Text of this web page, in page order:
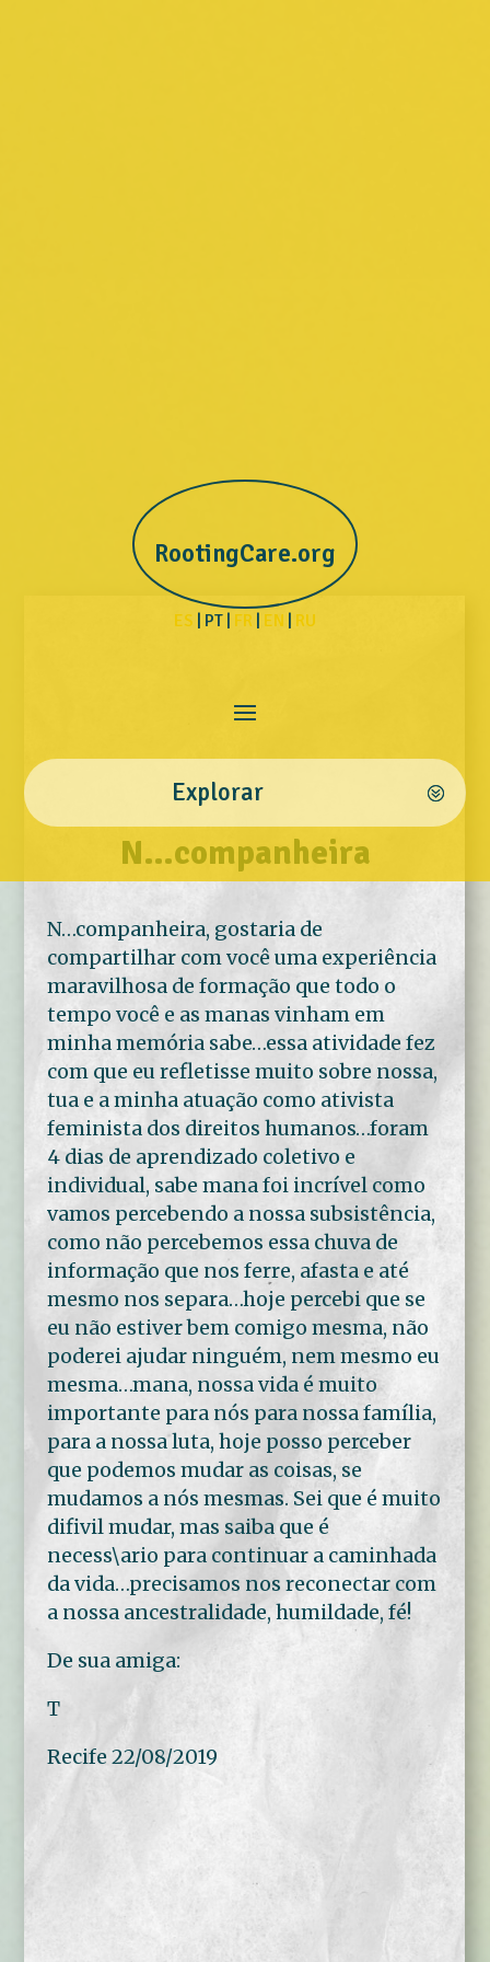
RootingCare.org
ES | PT | FR | EN | RU
Explorar
N…companheira
N…companheira, gostaria de
compartilhar com você uma experiência
maravilhosa de formação que todo o
tempo você e as manas vinham em
minha memória sabe…essa atividade fez
com que eu refletisse muito sobre nossa,
tua e a minha atuação como ativista
feminista dos direitos humanos…foram
4 dias de aprendizado coletivo e
individual, sabe mana foi incrível como
vamos percebendo a nossa subsistência,
como não percebemos essa chuva de
informação que nos ferre, afasta e até
mesmo nos separa…hoje percebi que se
eu não estiver bem comigo mesma, não
poderei ajudar ninguém, nem mesmo eu
mesma…mana, nossa vida é muito
importante para nós para nossa família,
para a nossa luta, hoje posso perceber
que podemos mudar as coisas, se
mudamos a nós mesmas. Sei que é muito
difivil mudar, mas saiba que é
necess\ario para continuar a caminhada
da vida…precisamos nos reconectar com
a nossa ancestralidade, humildade, fé!
De sua amiga:
T
Recife 22/08/2019